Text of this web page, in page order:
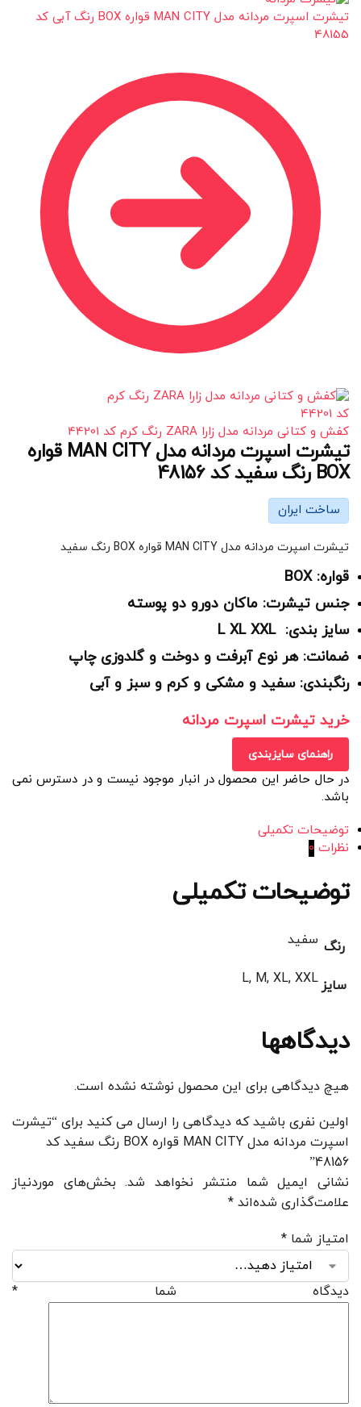
تیشرت اسپرت مردانه مدل MAN CITY قواره BOX رنگ آبی کد
48155
کفش و کتانی مردانه مدل زارا ZARA رنگ کرم کد 44201
تیشرت اسپرت مردانه مدل MAN CITY قواره
BOX رنگ سفید کد 48156
ساخت ایران
تیشرت اسپرت مردانه مدل MAN CITY قواره BOX رنگ سفید
قواره: BOX
جنس تیشرت: ماکان دورو دو پوسته
سایز بندی: L XL XXL
ضمانت: هر نوع آبرفت و دوخت و گلدوزی چاپ
رنگبندی: سفید و مشکی و کرم و سبز و آبی
خرید تیشرت اسپرت مردانه
راهنمای سایزبندی
در حال حاضر این محصول در انبار موجود نیست و در دسترس نمی
باشد.
توضیحات تکمیلی
نظرات 0
توضیحات تکمیلی
رنگ سفید
سایز L, M, XL, XXL
دیدگاهها
هیچ دیدگاهی برای این محصول نوشته نشده است.
اولین نفری باشید که دیدگاهی را ارسال می کنید برای “تیشرت
اسپرت مردانه مدل MAN CITY قواره BOX رنگ سفید کد
48156”
نشانی ایمیل شما منتشر نخواهد شد. بخش‌های موردنیاز
علامت‌گذاری شده‌اند *
امتیاز شما *
دیدگاه شما *